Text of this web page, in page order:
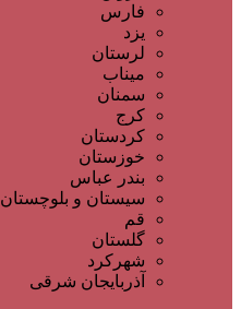
فارس
یزد
لرستان
میناب
سمنان
کرج
کردستان
خوزستان
بندر عباس
سیستان و بلوچستان
قم
گلستان
شهرکرد
آذربایجان شرقی